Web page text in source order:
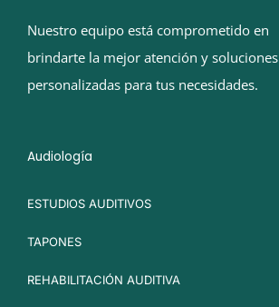
Nuestro equipo está comprometido en
brindarte la mejor atención y soluciones
personalizadas para tus necesidades.
Audiología
ESTUDIOS AUDITIVOS
TAPONES
REHABILITACIÓN AUDITIVA